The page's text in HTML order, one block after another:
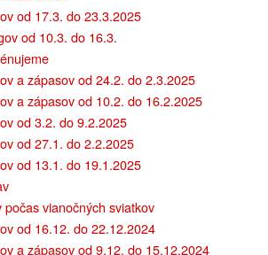
od 17.3. do 23.3.2025
od 10.3. do 16.3.
a zápasov od 24.2. do 2.3.2025
a zápasov od 10.2. do 16.2.2025
od 3.2. do 9.2.2025
od 27.1. do 2.2.2025
od 13.1. do 19.1.2025
počas vianočných sviatkov
od 16.12. do 22.12.2024
a zápasov od 9.12. do 15.12.2024